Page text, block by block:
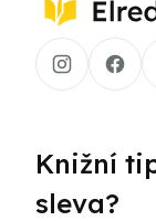
Knižní
sleva?